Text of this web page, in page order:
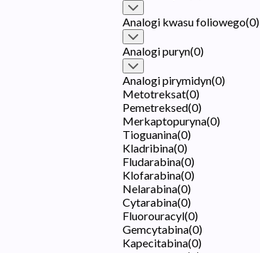
Analogi kwasu foliowego(0)
Analogi puryn(0)
Analogi pirymidyn(0)
Metotreksat(0)
Pemetreksed(0)
Merkaptopuryna(0)
Tioguanina(0)
Kladribina(0)
Fludarabina(0)
Klofarabina(0)
Nelarabina(0)
Cytarabina(0)
Fluorouracyl(0)
Gemcytabina(0)
Kapecitabina(0)